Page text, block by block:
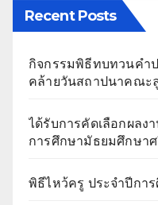
Recent Posts
กิจกรรมพิธีทบทวนคำ
คล้ายวันสถาปนาคณะ
ได้รับการคัดเลือกผลง
การศึกษามัธยมศึกษาศ
พิธีไหว้ครู ประจำปีกา